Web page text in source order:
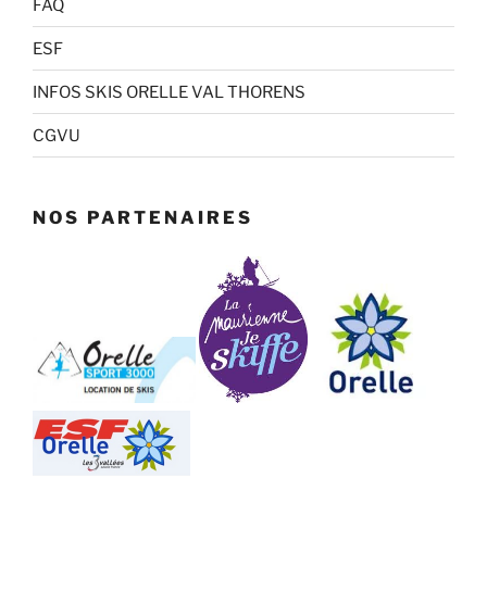
FAQ
ESF
INFOS SKIS ORELLE VAL THORENS
CGVU
NOS PARTENAIRES